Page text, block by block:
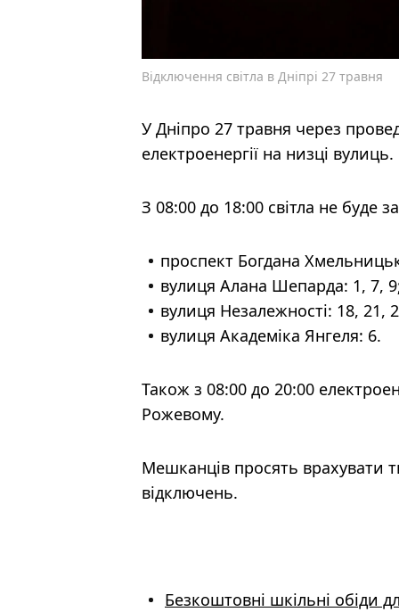
Відключення світла в Дніпрі 27 травня
У Дніпро 27 травня через
електроенергії на низці вулиць.
З 08:00 до 18:00 світла не буде
проспект Богдана
вулиця Алана Шепарда: 1, 7,
вулиця Незалежності: 18, 21,
вулиця Академіка Янгеля: 6.
Також з 08:00 до 20:00
Рожевому.
Мешканців просять врахувати
відключень.
Безкоштовні шкільні обіди